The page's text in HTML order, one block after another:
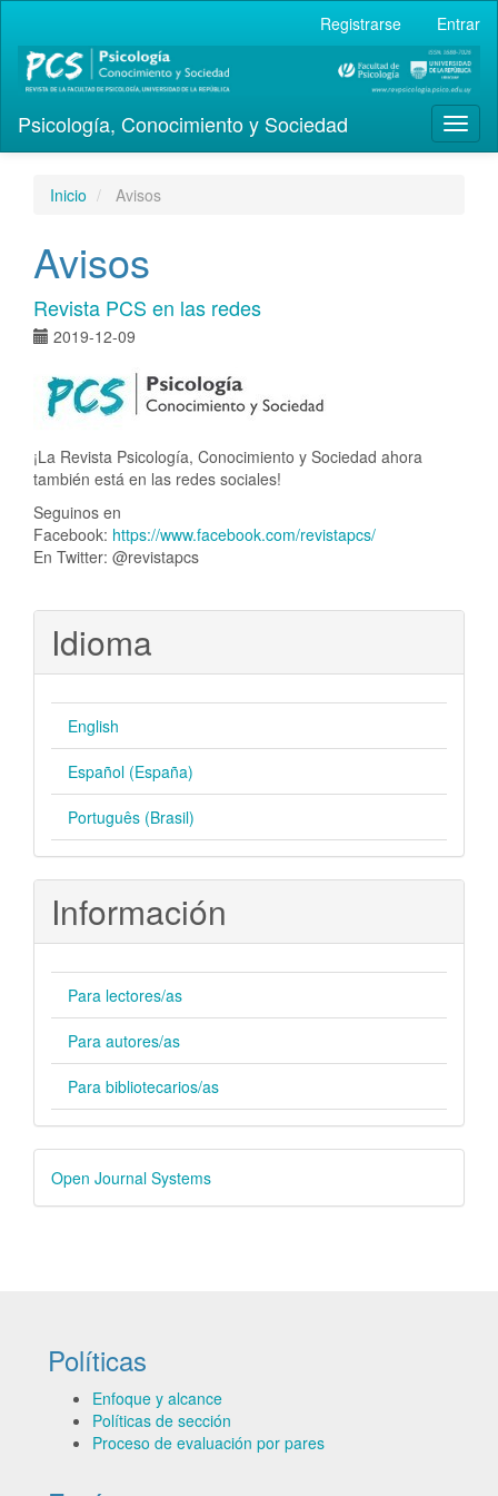
Contenido
principal
Barra
lateral
Registrarse Entrar
Psicología, Conocimiento y Sociedad
Inicio Avisos
Avisos
Revista PCS en las redes
2019-12-09
¡La Revista Psicología, Conocimiento y Sociedad ahora
también está en las redes sociales!
Seguinos en
Facebook: https://www.facebook.com/revistapcs/
En Twitter: @revistapcs
Idioma
English
Español (España)
Português (Brasil)
Información
Para lectores/as
Para autores/as
Para bibliotecarios/as
Desarrollado
por
Open Journal Systems
Políticas
Enfoque y alcance
Políticas de sección
Proceso de evaluación por pares